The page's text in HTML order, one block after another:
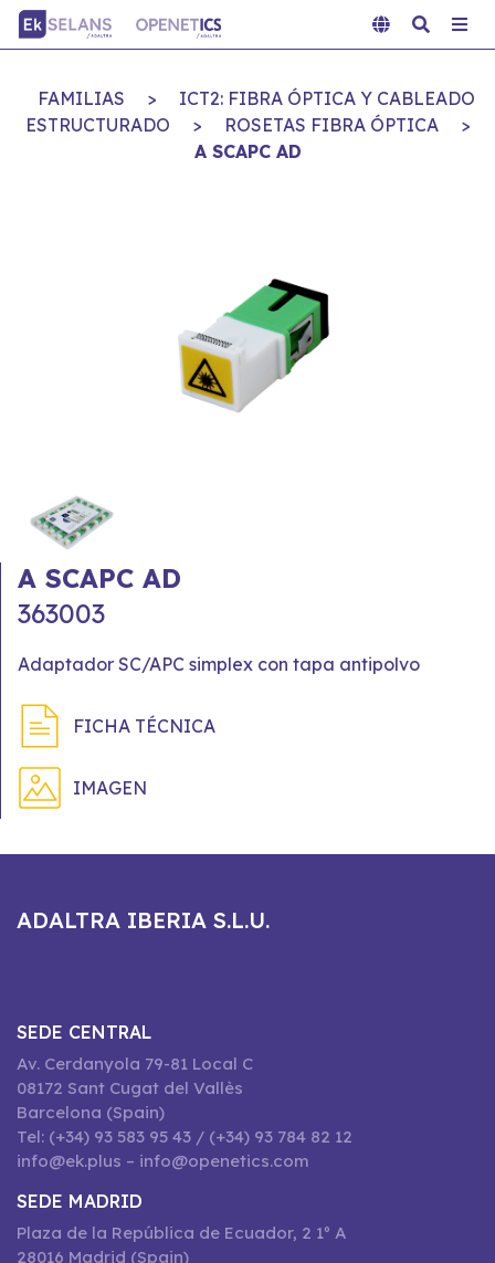
FAMILIAS >
ICT2: FIBRA ÓPTICA Y CABLEADO
ESTRUCTURADO
> ROSETAS FIBRA ÓPTICA
>
A SCAPC AD
A SCAPC AD
363003
Adaptador SC/APC simplex con tapa antipolvo
FICHA TÉCNICA
IMAGEN
ADALTRA IBERIA S.L.U.
SEDE CENTRAL
Av. Cerdanyola 79-81 Local C
08172 Sant Cugat del Vallès
Barcelona (Spain)
Tel: (+34) 93 583 95 43 / (+34) 93 784 82 12
info@ek.plus – info@openetics.com
SEDE MADRID
Plaza de la República de Ecuador, 2 1º A
28016 Madrid (Spain)